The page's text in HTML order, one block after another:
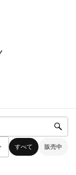
すべて 販売中